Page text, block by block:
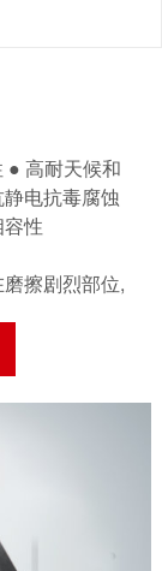
● 高耐天候和
电抗毒腐蚀
性
擦剧烈部位,
二醇和聚